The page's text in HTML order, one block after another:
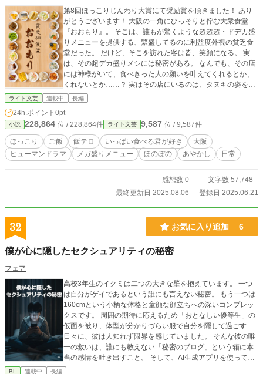
第8回ほっこりじんわり大賞にて奨励賞を頂きました！ あり
がとうございます！ 大阪の一角にひっそりと佇む大衆食堂
『おおもり』。 そこは、誰もが驚くような超超超・ドデカ盛
りメニューを提供する、繁盛してるのに利益度外視の貧乏食
堂だった。 だけど、そこを訪れた客は皆、笑顔になる。 実
は、その超デカ盛りメシには秘密がある。 なんでも、その店
には神様がいて、食べきった人の願いを叶えてくれるとか、
くれないとか……？ 実はその店にいるのは、タヌキの姿をし
たお人好し料理長の神様！ ただの神様じゃあ、ないけれ
ライト文芸 連載中 長編
24h.ポイント 0pt
小説 228,864 位 / 228,864件 ライト文芸 9,587 位 / 9,587件
ほっこり ご飯 飯テロ いっぱい食べる君が好き
大阪
ヒューマンドラマ
メガ盛りメニュー ほのぼの あやかし 日常
感想数 0
文字数 57,748
最終更新日 2025.08.06
登録日 2025.06.21
32 お気に入り追加 6
僕が心に隠したセクシュアリティの秘密
フェア
高校3年生のイクミは二つの大きな壁を抱えています。 一つ
は自分がゲイであるという誰にも言えない秘密。 もう一つは
160cmという小柄な体格と童顔な顔立ちへの深いコンプレッ
クスです。 周囲の期待に応えるため「おとなしい優等生」の
仮面を被り、体型が分かりづらい服で自分を隠して過ごす
日々に、彼は人知れず限界を感じていました。 そんな彼の唯
一の救いは、誰にも教えない「秘密のブログ」という箱に本
当の感情を吐き出すこと。 そして、AI生成アプリを使って冴
えない日常を「ドラマチックな物語のワンシーン」として描
BL 連載中 長編